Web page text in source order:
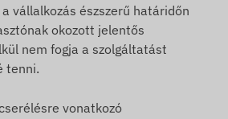
vállalkozás észszerű határidőn
okozott jelentős
nem fogja a szolgáltatást
tenni.
vonatkozó